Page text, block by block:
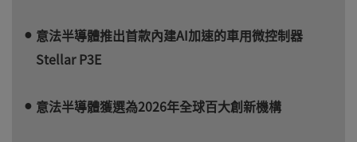
意法半導體推出首款內建AI加速的車用微控制器
Stellar P3E
意法半導體獲選為2026年全球百大創新機構